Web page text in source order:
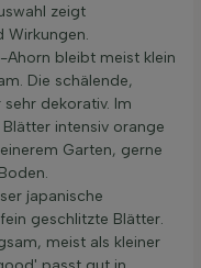
zeigt
Wirkungen.
Ahorn bleibt meist klein
Die schälende,
dekorativ. Im
intensiv orange
Garten, gerne
japanische
geschlitzte Blätter.
meist als kleiner